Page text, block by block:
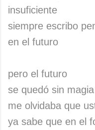
insuficiente
siempre escribo
en el futuro
pero el futuro
se quedó sin magia
me olvidaba que
ya sabe que en el